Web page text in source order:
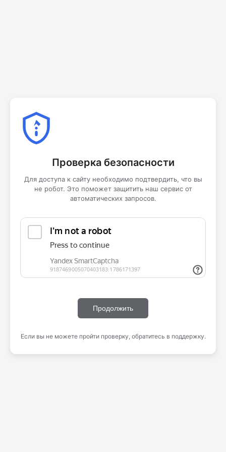
Проверка безопасности
Для доступа к сайту необходимо подтвердить, что вы
не робот. Это поможет защитить наш сервис от
автоматических запросов.
Продолжить
Если вы не можете пройти проверку, обратитесь в поддержку.